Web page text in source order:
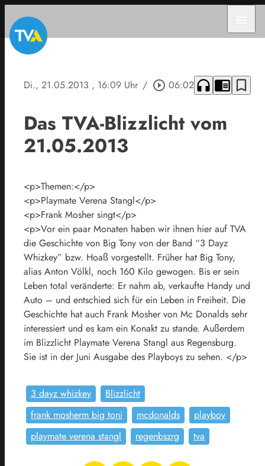
Di., 21.05.2013 , 16:09 Uhr / play_circle_outline 06:02 headphones chrome_reader_mode bookmark_border
Das TVA-Blizzlicht vom
21.05.2013
<p>Themen:</p>
<p>Playmate Verena Stangl</p>
<p>Frank Mosher singt</p>
<p>Vor ein paar Monaten haben wir ihnen hier auf TVA
die Geschichte von Big Tony von der Band “3 Dayz
Whizkey” bzw. Hoaß vorgestellt. Früher hat Big Tony,
alias Anton Völkl, noch 160 Kilo gewogen. Bis er sein
Leben total veränderte: Er nahm ab, verkaufte Handy und
Auto – und entschied sich für ein Leben in Freiheit. Die
Geschichte hat auch Frank Mosher von Mc Donalds sehr
interessiert und es kam ein Konakt zu stande. Außerdem
im Blizzlicht Playmate Verena Stangl aus Regensburg.
Sie ist in der Juni Ausgabe des Playboys zu sehen. </p>
3 dayz whizkey
Blizzlicht
frank mosherm big toni
mcdonalds
playboy
playmate verena stangl
regenbszrg tva